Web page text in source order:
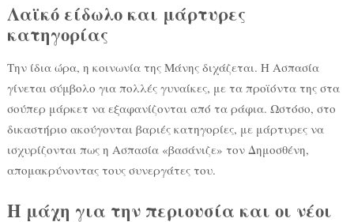
Λαϊκό είδωλο και μάρτυρες
κατηγορίας
Την ίδια ώρα, η κοινωνία της Μάνης διχάζεται. Η Ασπασία
γίνεται σύμβολο για πολλές γυναίκες, με τα προϊόντα της στα
σούπερ μάρκετ να εξαφανίζονται από τα ράφια. Ωστόσο, στο
δικαστήριο ακούγονται βαριές κατηγορίες, με μάρτυρες να
ισχυρίζονται πως η Ασπασία «βασάνιζε» τον Δημοσθένη,
απομακρύνοντας τους συνεργάτες του.
Η μάχη για την περιουσία και οι νέοι